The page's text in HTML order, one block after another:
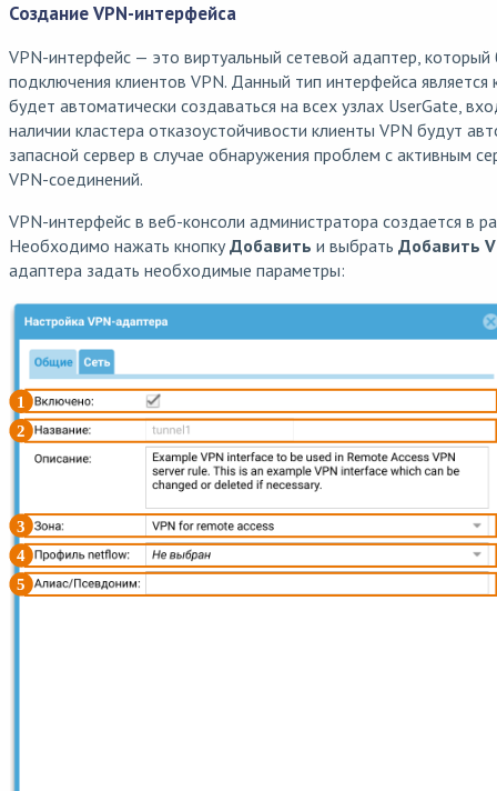
Создание VPN-интерфейса
VPN-интерфейс — это виртуальный сетевой адаптер, который
подключения клиентов VPN. Данный тип интерфейса
будет автоматически создаваться на всех узлах UserGate,
наличии кластера отказоустойчивости клиенты VPN будут
запасной сервер в случае обнаружения проблем с активным
VPN-соединений.
VPN-интерфейс в веб-консоли администратора создается в
Необходимо нажать кнопкуДобавить и выбрать Добавить
адаптера задать необходимые параметры: